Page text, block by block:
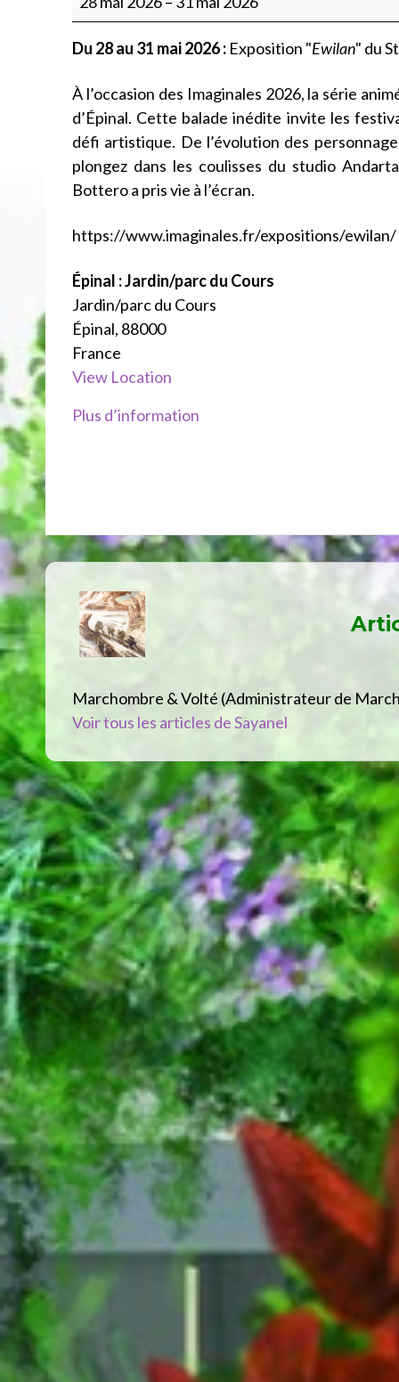
Imaginales
:
Série
Animation
Du 28 au 31 mai 2026 : Exposition "Ewilan" du
À l’occasion des Imaginales 2026, la série
d’Épinal. Cette balade inédite invite les
défi artistique. De l’évolution des
plongez dans les coulisses du studio Andarta
Botteroa pris vie à l’écran.
https://www.imaginales.fr/expositions/ewilan/
Épinal : Jardin/parc du Cours
Jardin/parc du Cours
Épinal, 88000
France
View Location
Plus d’information
Marchombre & Volté (Administrateur de
Voir tous les articles de Sayanel